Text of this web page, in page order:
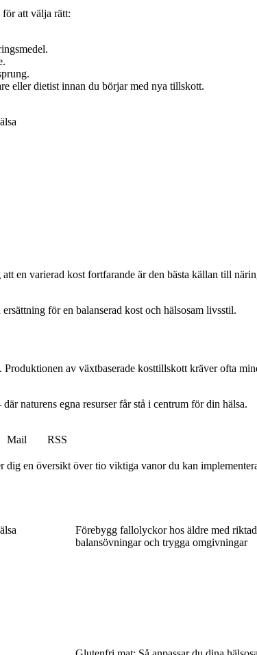
att välja rätt:
eller dietist innan du börjar med nya tillskott.
en varierad kost fortfarande är den bästa källan till
för en balanserad kost och hälsosam livsstil.
av växtbaserade kosttillskott kräver ofta
naturens egna resurser får stå i centrum för din hälsa.
Mail
RSS
en översikt över tio viktiga vanor du kan
Förebygg fallolyckor hos äldre med
balansövningar och trygga omgivningar